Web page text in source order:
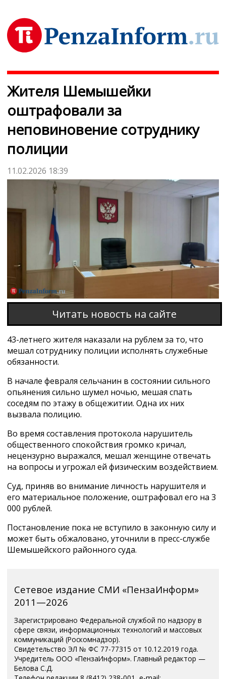
Жителя Шемышейки
оштрафовали за
неповиновение сотруднику
полиции
11.02.2026 18:39
Читать новость на сайте
43-летнего жителя наказали на рублем за то, что
мешал сотруднику полиции исполнять служебные
обязанности.
В начале февраля сельчанин в состоянии сильного
опьянения сильно шумел ночью, мешая спать
соседям по этажу в общежитии. Одна их них
вызвала полицию.
Во время составления протокола нарушитель
общественного спокойствия громко кричал,
нецензурно выражался, мешал женщине отвечать
на вопросы и угрожал ей физическим воздействием.
Суд, приняв во внимание личность нарушителя и
его материальное положение, оштрафовал его на 3
000 рублей.
Постановление пока не вступило в законную силу и
может быть обжаловано, уточнили в пресс-службе
Шемышейского районного суда.
Сетевое издание СМИ «ПензаИнформ»
2011—2026
Зарегистрировано Федеральной службой по надзору в
сфере связи, информационных технологий и массовых
коммуникаций (Роскомнадзор).
Свидетельство ЭЛ № ФС 77-77315 от 10.12.2019 года.
Учредитель ООО «ПензаИнформ». Главный редактор —
Белова С.Д.